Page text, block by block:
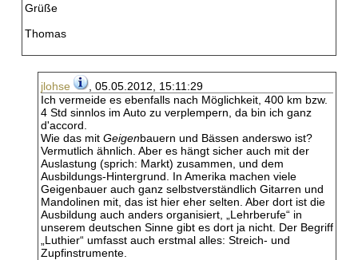
Grüße
Thomas
jlohse
, 05.05.2012, 15:11:29
Ich vermeide es ebenfalls nach Möglichkeit, 400 km bzw.
4 Std sinnlos im Auto zu verplempern, da bin ich ganz
d'accord.
Wie das mit Geigenbauern und Bässen anderswo ist?
Vermutlich ähnlich. Aber es hängt sicher auch mit der
Auslastung (sprich: Markt) zusammen, und dem
Ausbildungs-Hintergrund. In Amerika machen viele
Geigenbauer auch ganz selbstverständlich Gitarren und
Mandolinen mit, das ist hier eher selten. Aber dort ist die
Ausbildung auch anders organisiert, „Lehrberufe“ in
unserem deutschen Sinne gibt es dort ja nicht. Der Begriff
„Luthier“ umfasst auch erstmal alles: Streich- und
Zupfinstrumente.